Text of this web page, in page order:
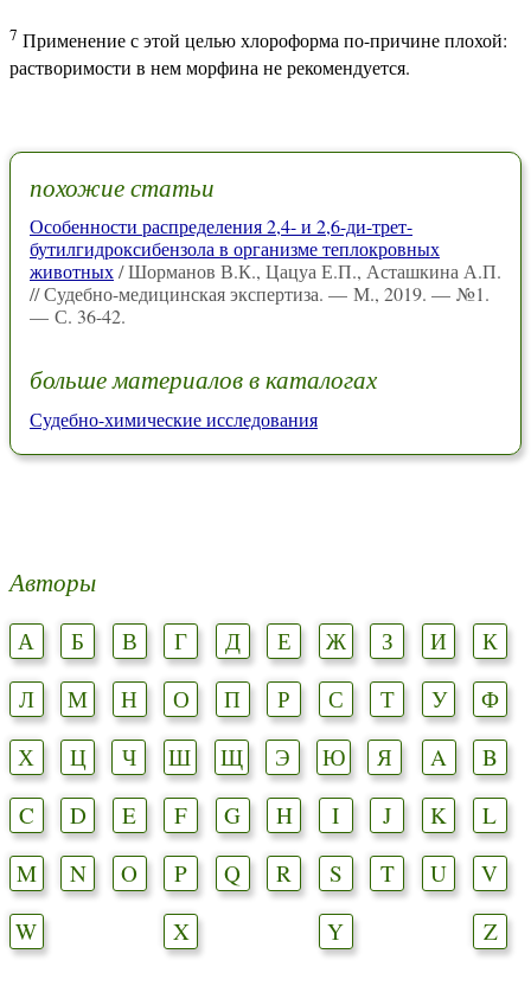
7 Применение с этой целью хлороформа по-причине плохой:
растворимости в нем морфина не рекомендуется.
похожие статьи
Особенности распределения 2,4- и 2,6-ди-трет-
бутилгидроксибензола в организме теплокровных
животных/ Шорманов В.К., Цацуа Е.П., Асташкина А.П.
// Судебно-медицинская экспертиза. — М., 2019. — №1.
— С. 36-42.
больше материалов в каталогах
Судебно-химические исследования
Авторы
А Б В Г Д Е Ж З И
К
Л
М Н О П Р С Т У
Ф
Х
Ц Ч Ш Щ Э Ю Я A
B
C
D E F G H I J K
L
M
N O P Q R S T U
V
W
X Y Z